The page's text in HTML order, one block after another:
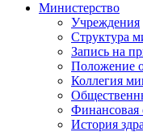
Министерство
Учреждения
Структура
Запись на
Положение
Коллегия
Финансовая
История